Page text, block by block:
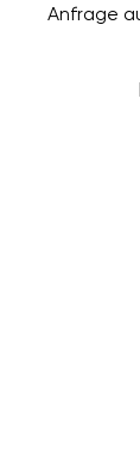
Anfrage
aus